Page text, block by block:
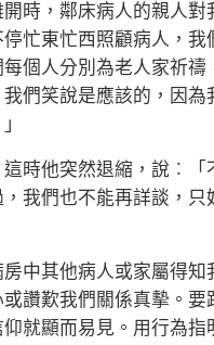
，鄰床病人的親人對
忙東忙西照顧病人，我
個人分別為老人家祈禱
們笑說是應該的，因為
他突然退縮，說︰「
我們也不能再詳談，只
中其他病人或家屬得知
讚歎我們關係真摰。要
就顯而易見。用行為指